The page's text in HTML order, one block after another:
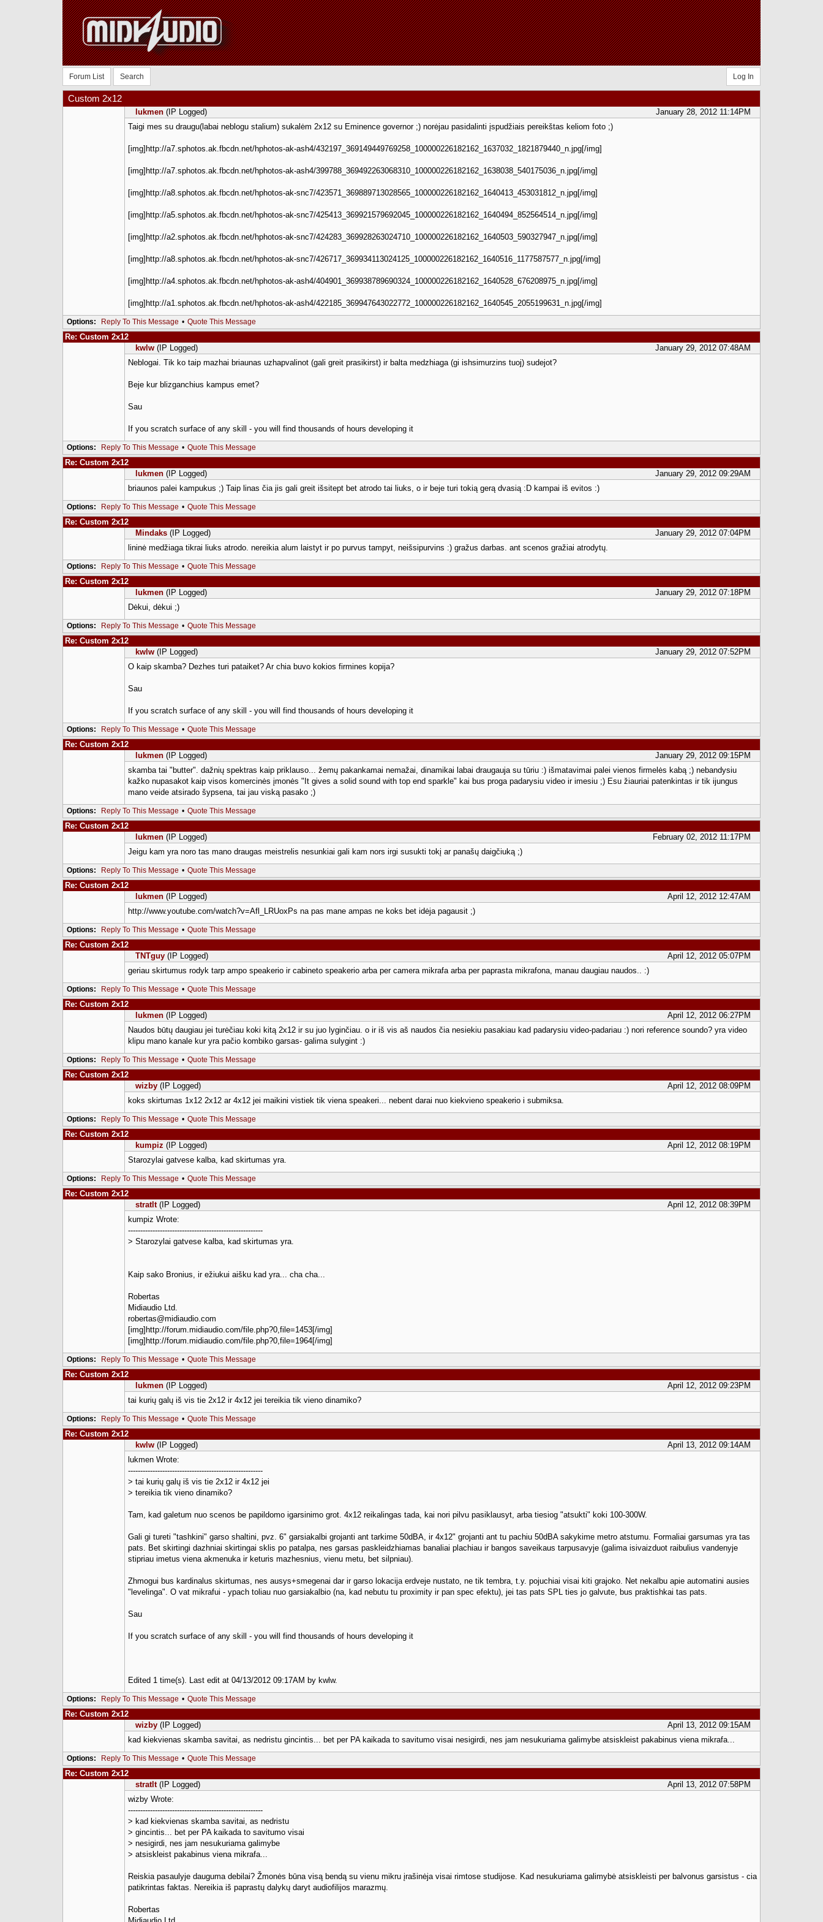
Forum List Search Log In
Custom 2x12
lukmen (IP Logged)
January 28, 2012 11:14PM
Taigi mes su draugu(labai neblogu stalium) sukalėm 2x12 su Eminence governor ;) norėjau pasidalinti įspudžiais pereikštas keliom foto ;)
[img]http://a7.sphotos.ak.fbcdn.net/hphotos-ak-ash4/432197_369149449769258_100000226182162_1637032_1821879440_n.jpg[/img]
[img]http://a7.sphotos.ak.fbcdn.net/hphotos-ak-ash4/399788_369492263068310_100000226182162_1638038_540175036_n.jpg[/img]
[img]http://a8.sphotos.ak.fbcdn.net/hphotos-ak-snc7/423571_369889713028565_100000226182162_1640413_453031812_n.jpg[/img]
[img]http://a5.sphotos.ak.fbcdn.net/hphotos-ak-snc7/425413_369921579692045_100000226182162_1640494_852564514_n.jpg[/img]
[img]http://a2.sphotos.ak.fbcdn.net/hphotos-ak-snc7/424283_369928263024710_100000226182162_1640503_590327947_n.jpg[/img]
[img]http://a8.sphotos.ak.fbcdn.net/hphotos-ak-snc7/426717_369934113024125_100000226182162_1640516_1177587577_n.jpg[/img]
[img]http://a4.sphotos.ak.fbcdn.net/hphotos-ak-ash4/404901_369938789690324_100000226182162_1640528_676208975_n.jpg[/img]
[img]http://a1.sphotos.ak.fbcdn.net/hphotos-ak-ash4/422185_369947643022772_100000226182162_1640545_2055199631_n.jpg[/img]
Options: Reply To This Message • Quote This Message
Re: Custom 2x12
kwlw (IP Logged)
January 29, 2012 07:48AM
Neblogai. Tik ko taip mazhai briaunas uzhapvalinot (gali greit prasikirst) ir balta medzhiaga (gi ishsimurzins tuoj) sudejot?
Beje kur blizganchius kampus emet?
Sau
If you scratch surface of any skill - you will find thousands of hours developing it
Options: Reply To This Message • Quote This Message
Re: Custom 2x12
lukmen (IP Logged)
January 29, 2012 09:29AM
briaunos palei kampukus ;) Taip linas čia jis gali greit išsitept bet atrodo tai liuks, o ir beje turi tokią gerą dvasią :D kampai iš evitos :)
Options: Reply To This Message • Quote This Message
Re: Custom 2x12
Mindaks (IP Logged)
January 29, 2012 07:04PM
lininė medžiaga tikrai liuks atrodo. nereikia alum laistyt ir po purvus tampyt, neišsipurvins :) gražus darbas. ant scenos gražiai atrodytų.
Options: Reply To This Message • Quote This Message
Re: Custom 2x12
lukmen (IP Logged)
January 29, 2012 07:18PM
Dėkui, dėkui ;)
Options: Reply To This Message • Quote This Message
Re: Custom 2x12
kwlw (IP Logged)
January 29, 2012 07:52PM
O kaip skamba? Dezhes turi pataiket? Ar chia buvo kokios firmines kopija?
Sau
If you scratch surface of any skill - you will find thousands of hours developing it
Options: Reply To This Message • Quote This Message
Re: Custom 2x12
lukmen (IP Logged)
January 29, 2012 09:15PM
skamba tai "butter". dažnių spektras kaip priklauso... žemų pakankamai nemažai, dinamikai labai draugauja su tūriu :) išmatavimai palei vienos firmelės kabą ;) nebandysiu
kažko nupasakot kaip visos komercinės įmonės "It gives a solid sound with top end sparkle" kai bus proga padarysiu video ir imesiu ;) Esu žiauriai patenkintas ir tik ijungus
mano veide atsirado šypsena, tai jau viską pasako ;)
Options: Reply To This Message • Quote This Message
Re: Custom 2x12
lukmen (IP Logged)
February 02, 2012 11:17PM
Jeigu kam yra noro tas mano draugas meistrelis nesunkiai gali kam nors irgi susukti tokį ar panašų daigčiuką ;)
Options: Reply To This Message • Quote This Message
Re: Custom 2x12
lukmen (IP Logged)
April 12, 2012 12:47AM
http://www.youtube.com/watch?v=Afl_LRUoxPs na pas mane ampas ne koks bet idėja pagausit ;)
Options: Reply To This Message • Quote This Message
Re: Custom 2x12
TNTguy (IP Logged)
April 12, 2012 05:07PM
geriau skirtumus rodyk tarp ampo speakerio ir cabineto speakerio arba per camera mikrafa arba per paprasta mikrafona, manau daugiau naudos.. :)
Options: Reply To This Message • Quote This Message
Re: Custom 2x12
lukmen (IP Logged)
April 12, 2012 06:27PM
Naudos būtų daugiau jei turėčiau koki kitą 2x12 ir su juo lyginčiau. o ir iš vis aš naudos čia nesiekiu pasakiau kad padarysiu video-padariau :) nori reference soundo? yra video
klipu mano kanale kur yra pačio kombiko garsas- galima sulygint :)
Options: Reply To This Message • Quote This Message
Re: Custom 2x12
wizby (IP Logged)
April 12, 2012 08:09PM
koks skirtumas 1x12 2x12 ar 4x12 jei maikini vistiek tik viena speakeri... nebent darai nuo kiekvieno speakerio i submiksa.
Options: Reply To This Message • Quote This Message
Re: Custom 2x12
kumpiz (IP Logged)
April 12, 2012 08:19PM
Starozylai gatvese kalba, kad skirtumas yra.
Options: Reply To This Message • Quote This Message
Re: Custom 2x12
stratlt (IP Logged)
April 12, 2012 08:39PM
kumpiz Wrote:
-------------------------------------------------------
> Starozylai gatvese kalba, kad skirtumas yra.
Kaip sako Bronius, ir ežiukui aišku kad yra... cha cha...
Robertas
Midiaudio Ltd.
robertas@midiaudio.com
[img]http://forum.midiaudio.com/file.php?0,file=1453[/img]
[img]http://forum.midiaudio.com/file.php?0,file=1964[/img]
Options: Reply To This Message • Quote This Message
Re: Custom 2x12
lukmen (IP Logged)
April 12, 2012 09:23PM
tai kurių galų iš vis tie 2x12 ir 4x12 jei tereikia tik vieno dinamiko?
Options: Reply To This Message • Quote This Message
Re: Custom 2x12
kwlw (IP Logged)
April 13, 2012 09:14AM
lukmen Wrote:
-------------------------------------------------------
> tai kurių galų iš vis tie 2x12 ir 4x12 jei
> tereikia tik vieno dinamiko?
Tam, kad galetum nuo scenos be papildomo igarsinimo grot. 4x12 reikalingas tada, kai nori pilvu pasiklausyt, arba tiesiog "atsukti" koki 100-300W.
Gali gi tureti "tashkini" garso shaltini, pvz. 6" garsiakalbi grojanti ant tarkime 50dBA, ir 4x12" grojanti ant tu pachiu 50dBA sakykime metro atstumu. Formaliai garsumas yra tas
pats. Bet skirtingi dazhniai skirtingai sklis po patalpa, nes garsas paskleidzhiamas banaliai plachiau ir bangos saveikaus tarpusavyje (galima isivaizduot raibulius vandenyje
stipriau imetus viena akmenuka ir keturis mazhesnius, vienu metu, bet silpniau).
Zhmogui bus kardinalus skirtumas, nes ausys+smegenai dar ir garso lokacija erdveje nustato, ne tik tembra, t.y. pojuchiai visai kiti grajoko. Net nekalbu apie automatini ausies
"levelinga". O vat mikrafui - ypach toliau nuo garsiakalbio (na, kad nebutu tu proximity ir pan spec efektu), jei tas pats SPL ties jo galvute, bus praktishkai tas pats.
Sau
If you scratch surface of any skill - you will find thousands of hours developing it
Edited 1 time(s). Last edit at 04/13/2012 09:17AM by kwlw.
Options: Reply To This Message • Quote This Message
Re: Custom 2x12
wizby (IP Logged)
April 13, 2012 09:15AM
kad kiekvienas skamba savitai, as nedristu gincintis... bet per PA kaikada to savitumo visai nesigirdi, nes jam nesukuriama galimybe atsiskleist pakabinus viena mikrafa...
Options: Reply To This Message • Quote This Message
Re: Custom 2x12
stratlt (IP Logged)
April 13, 2012 07:58PM
wizby Wrote:
-------------------------------------------------------
> kad kiekvienas skamba savitai, as nedristu
> gincintis... bet per PA kaikada to savitumo visai
> nesigirdi, nes jam nesukuriama galimybe
> atsiskleist pakabinus viena mikrafa...
Reiskia pasaulyje dauguma debilai? Žmonės būna visą bendą su vienu mikru įrašinėja visai rimtose studijose. Kad nesukuriama galimybė atsiskleisti per balvonus garsistus - cia
patikrintas faktas. Nereikia iš paprastų dalykų daryt audiofilijos marazmų.
Robertas